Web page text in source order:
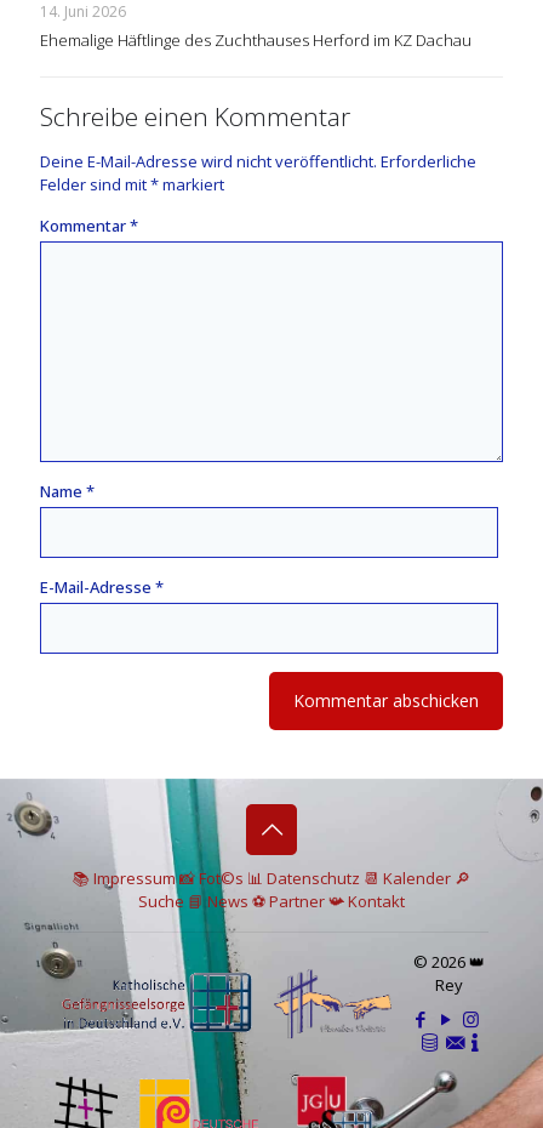
14. Juni 2026
Ehemalige Häftlinge des Zuchthauses Herford im KZ Dachau
Schreibe einen Kommentar
Deine E-Mail-Adresse wird nicht veröffentlicht. Erforderliche
Felder sind mit*markiert
Kommentar*
Name *
E-Mail-Adresse *
📚 Impressum📸Fot©s 📊 Datenschutz 📆 Kalender 🔎
Suche 📘 News ⚽Partner📯Kontakt
© 2026 👑
Rey